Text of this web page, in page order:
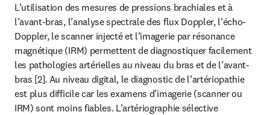
L’utilisation des mesures de pressions brachiales et à
l’avant-bras, l’analyse spectrale des flux Doppler, l’écho-
Doppler, le scanner injecté et l’imagerie par résonance
magnétique (IRM) permettent de diagnostiquer facilement
les pathologies artérielles au niveau du bras et de l’avant-
bras [2]. Au niveau digital, le diagnostic de l’artériopathie
est plus difficile car les examens d’imagerie (scanner ou
IRM) sont moins fiables. L’artériographie sélective